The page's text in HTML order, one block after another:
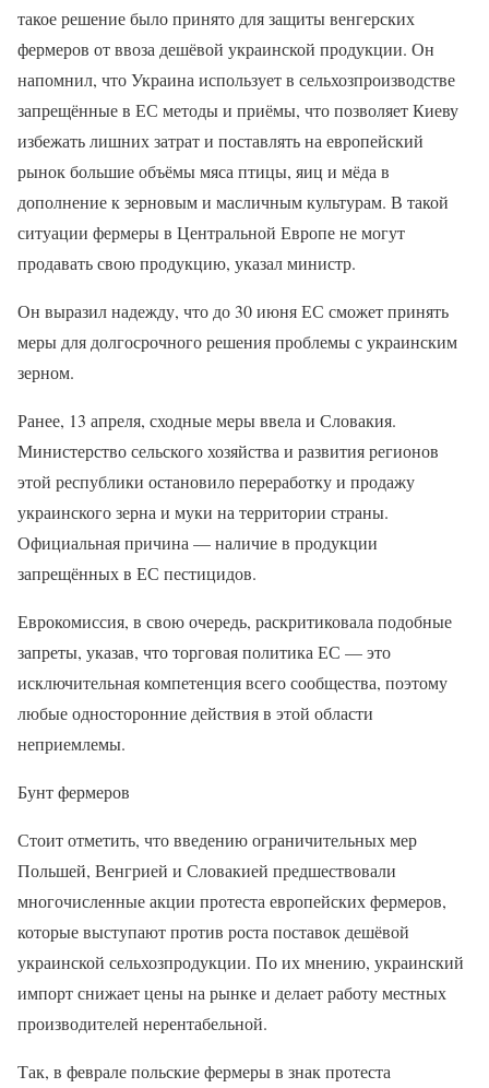
такое решение было принято для защиты венгерских
фермеров от ввоза дешёвой украинской продукции. Он
напомнил, что Украина использует в сельхозпроизводстве
запрещённые в ЕС методы и приёмы, что позволяет Киеву
избежать лишних затрат и поставлять на европейский
рынок большие объёмы мяса птицы, яиц и мёда в
дополнение к зерновым и масличным культурам. В такой
ситуации фермеры в Центральной Европе не могут
продавать свою продукцию, указал министр.
Он выразил надежду, что до 30 июня ЕС сможет принять
меры для долгосрочного решения проблемы с украинским
зерном.
Ранее, 13 апреля, сходные меры ввела и Словакия.
Министерство сельского хозяйства и развития регионов
этой республики остановило переработку и продажу
украинского зерна и муки на территории страны.
Официальная причина — наличие в продукции
запрещённых в ЕС пестицидов.
Еврокомиссия, в свою очередь, раскритиковала подобные
запреты, указав, что торговая политика ЕС — это
исключительная компетенция всего сообщества, поэтому
любые односторонние действия в этой области
неприемлемы.
Бунт фермеров
Стоит отметить, что введению ограничительных мер
Польшей, Венгрией и Словакией предшествовали
многочисленные акции протеста европейских фермеров,
которые выступают против роста поставок дешёвой
украинской сельхозпродукции. По их мнению, украинский
импорт снижает цены на рынке и делает работу местных
производителей нерентабельной.
Так, в феврале польские фермеры в знак протеста